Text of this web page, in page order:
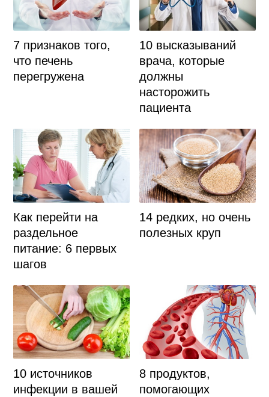
7 признаков того,
что печень
перегружена
10 высказываний
врача, которые
должны
насторожить
пациента
Как перейти на
раздельное
питание: 6 первых
шагов
14 редких, но очень
полезных круп
10 источников
инфекции в вашей
8 продуктов,
помогающих